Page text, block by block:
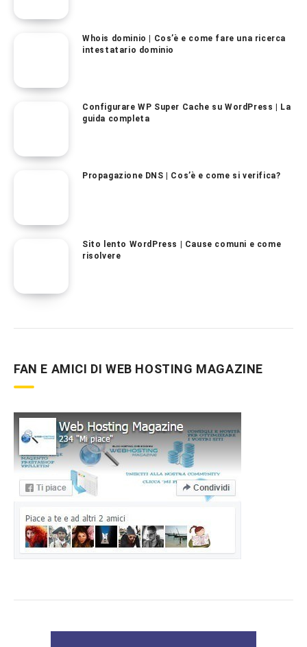
Whois dominio | Cos’è e come fare una ricerca
intestatario dominio
Configurare WP Super Cache su WordPress | La
guida completa
Propagazione DNS | Cos’è e come si verifica?
Sito lento WordPress | Cause comuni e come
risolvere
FAN E AMICI DI WEB HOSTING MAGAZINE